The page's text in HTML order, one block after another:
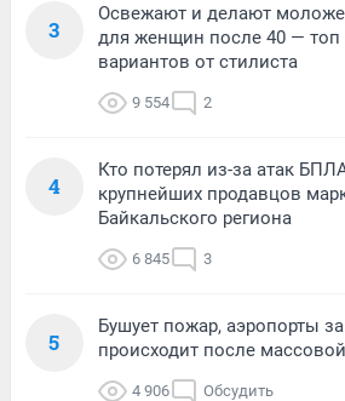
3
Освежают и делают
для женщин после 40 — топ
вариантов от стилиста
9 554 2
4
Кто потерял из-за атак
крупнейших продавцов
Байкальского региона
6 845 3
5
Бушует пожар, аэропорты
происходит после
4 906 Обсудить